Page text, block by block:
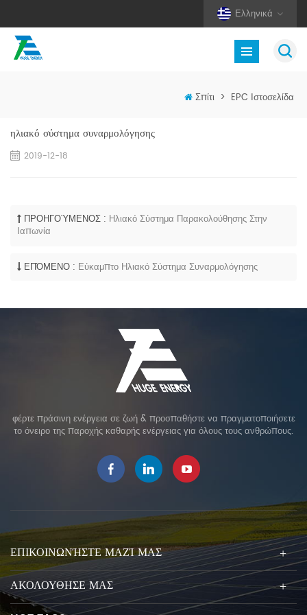
Ελληνικά
Σπίτι > EPC Ιστοσελίδα
ηλιακό σύστημα συναρμολόγησης
2019-12-18
ΠΡΟΗΓΟΎΜΕΝΟΣ : Ηλιακό Σύστημα Παρακολούθησης Στην
Ιαπωνία
ΕΠΌΜΕΝΟ : Εύκαμπτο Ηλιακό Σύστημα Συναρμολόγησης
φέρτε πράσινη ενέργεια σε ζωή & προσπαθήστε να πραγματοποιήσετε
το όνειρο της παροχής καθαρής ενέργειας για όλους τους ανθρώπους.
ΕΠΙΚΟΙΝΩΝΉΣΤΕ ΜΑΖΊ ΜΑΣ
ΑΚΟΛΟΥΘΗΣΕ ΜΑΣ